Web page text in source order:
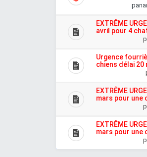
EXTRÊME
avril pour 4
Urgence
chiens délai 20
EXTRÊME
mars pour une
EXTRÊME
mars pour une